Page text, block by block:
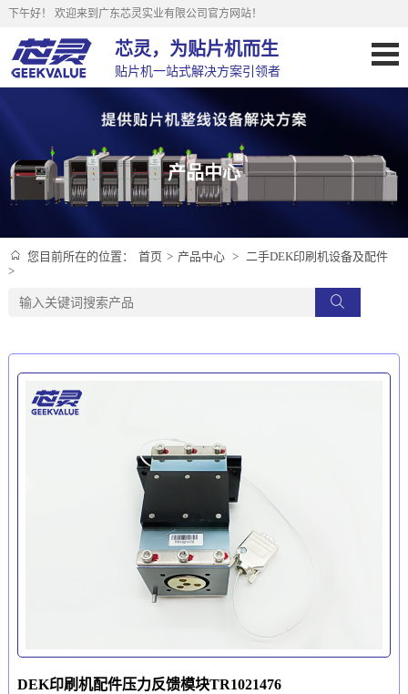
下午好！ 欢迎来到广东芯灵实业有限公司官方网站！
芯灵，为贴片机而生
贴片机一站式解决方案引领者
产品中心
您目前所在的位置： 首页 > 产品中心 > 二手DEK印刷机设备及配件
>
DEK印刷机配件压力反馈模块TR1021476